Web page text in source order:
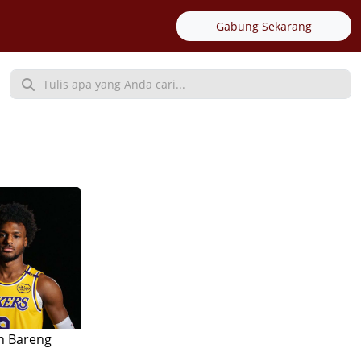
Gabung Sekarang
Bareng